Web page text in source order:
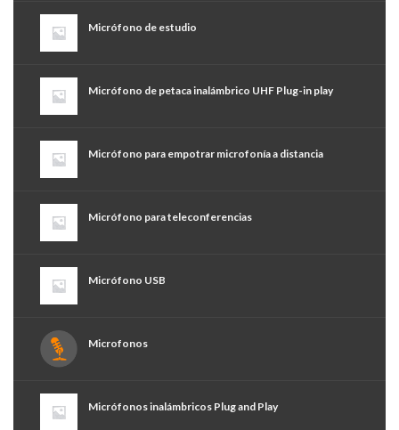
Micrófono de estudio
Micrófono de petaca inalámbrico UHF Plug-in play
Micrófono para empotrar microfonía a distancia
Micrófono para teleconferencias
Micrófono USB
Microfonos
Micrófonos inalámbricos Plug and Play